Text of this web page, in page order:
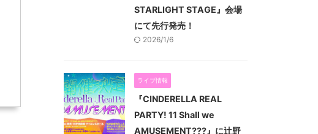
STARLIGHT STAGE』会場
にて先行発売！
2026/1/6
ライブ情報
『CINDERELLA REAL
PARTY! 11 Shall we
AMUSEMENT???』に辻野